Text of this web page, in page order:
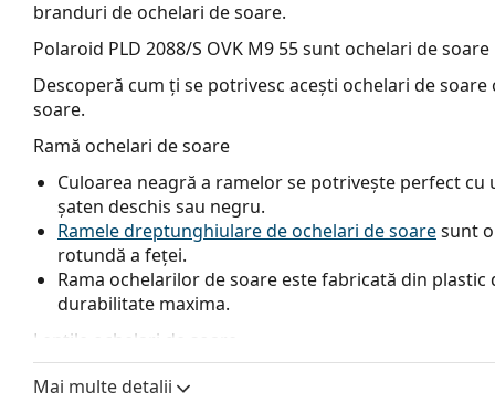
branduri de ochelari de soare.
Polaroid PLD 2088/S OVK M9 55sunt ochelari de soare
Descoperă cum ți se potrivesc acești ochelari de
soare.
Ramă ochelari de soare
Culoarea neagră a ramelor se potrivește perfect
șaten deschis sau negru.
Ramele dreptunghiulare de ochelari de soaresunt
rotundă a feței.
Rama ochelarilor de soare este fabricată din
durabilitate maxima.
Lentile ochelari de soare
Lentilele gri reduc intensitatea luminii fără a afecta
Mai multe detalii